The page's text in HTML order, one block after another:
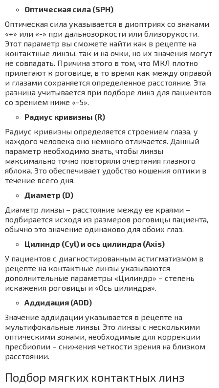
Оптическая сила (SPH)
Оптическая сила указывается в диоптриях со знаками
«+» или «-» при дальнозоркости или близорукости.
Этот параметр вы сможете найти как в рецепте на
контактные линзы, так и на очки, но их значения могут
не совпадать. Причина этого в том, что МКЛ плотно
прилегают к роговице, в то время как между оправой
и глазами сохраняется определенное расстояние. Эта
разница учитывается при подборе линз для пациентов
со зрением ниже «-5».
Радиус кривизны (R)
Радиус кривизны определяется строением глаза, у
каждого человека оно немного отличается. Данный
параметр необходимо знать, чтобы линзы
максимально точно повторяли очертания глазного
яблока. Это обеспечивает удобство ношения оптики в
течение всего дня.
Диаметр (D)
Диаметр линзы – расстояние между ее краями –
подбирается исходя из размеров роговицы пациента,
обычно это значение одинаково для обоих глаз.
Цилиндр (Cyl) и ось цилиндра (Axis)
У пациентов с диагностированным астигматизмом в
рецепте на контактные линзы указываются
дополнительные параметры «Цилиндр» – степень
искажения роговицы и «Ось цилиндра».
Аддидация (ADD)
Значение аддидации указывается в рецепте на
мультифокальные линзы. Это линзы с несколькими
оптическими зонами, необходимые для коррекции
пресбиопии – снижения четкости зрения на близком
расстоянии.
Подбор мягких контактных линз